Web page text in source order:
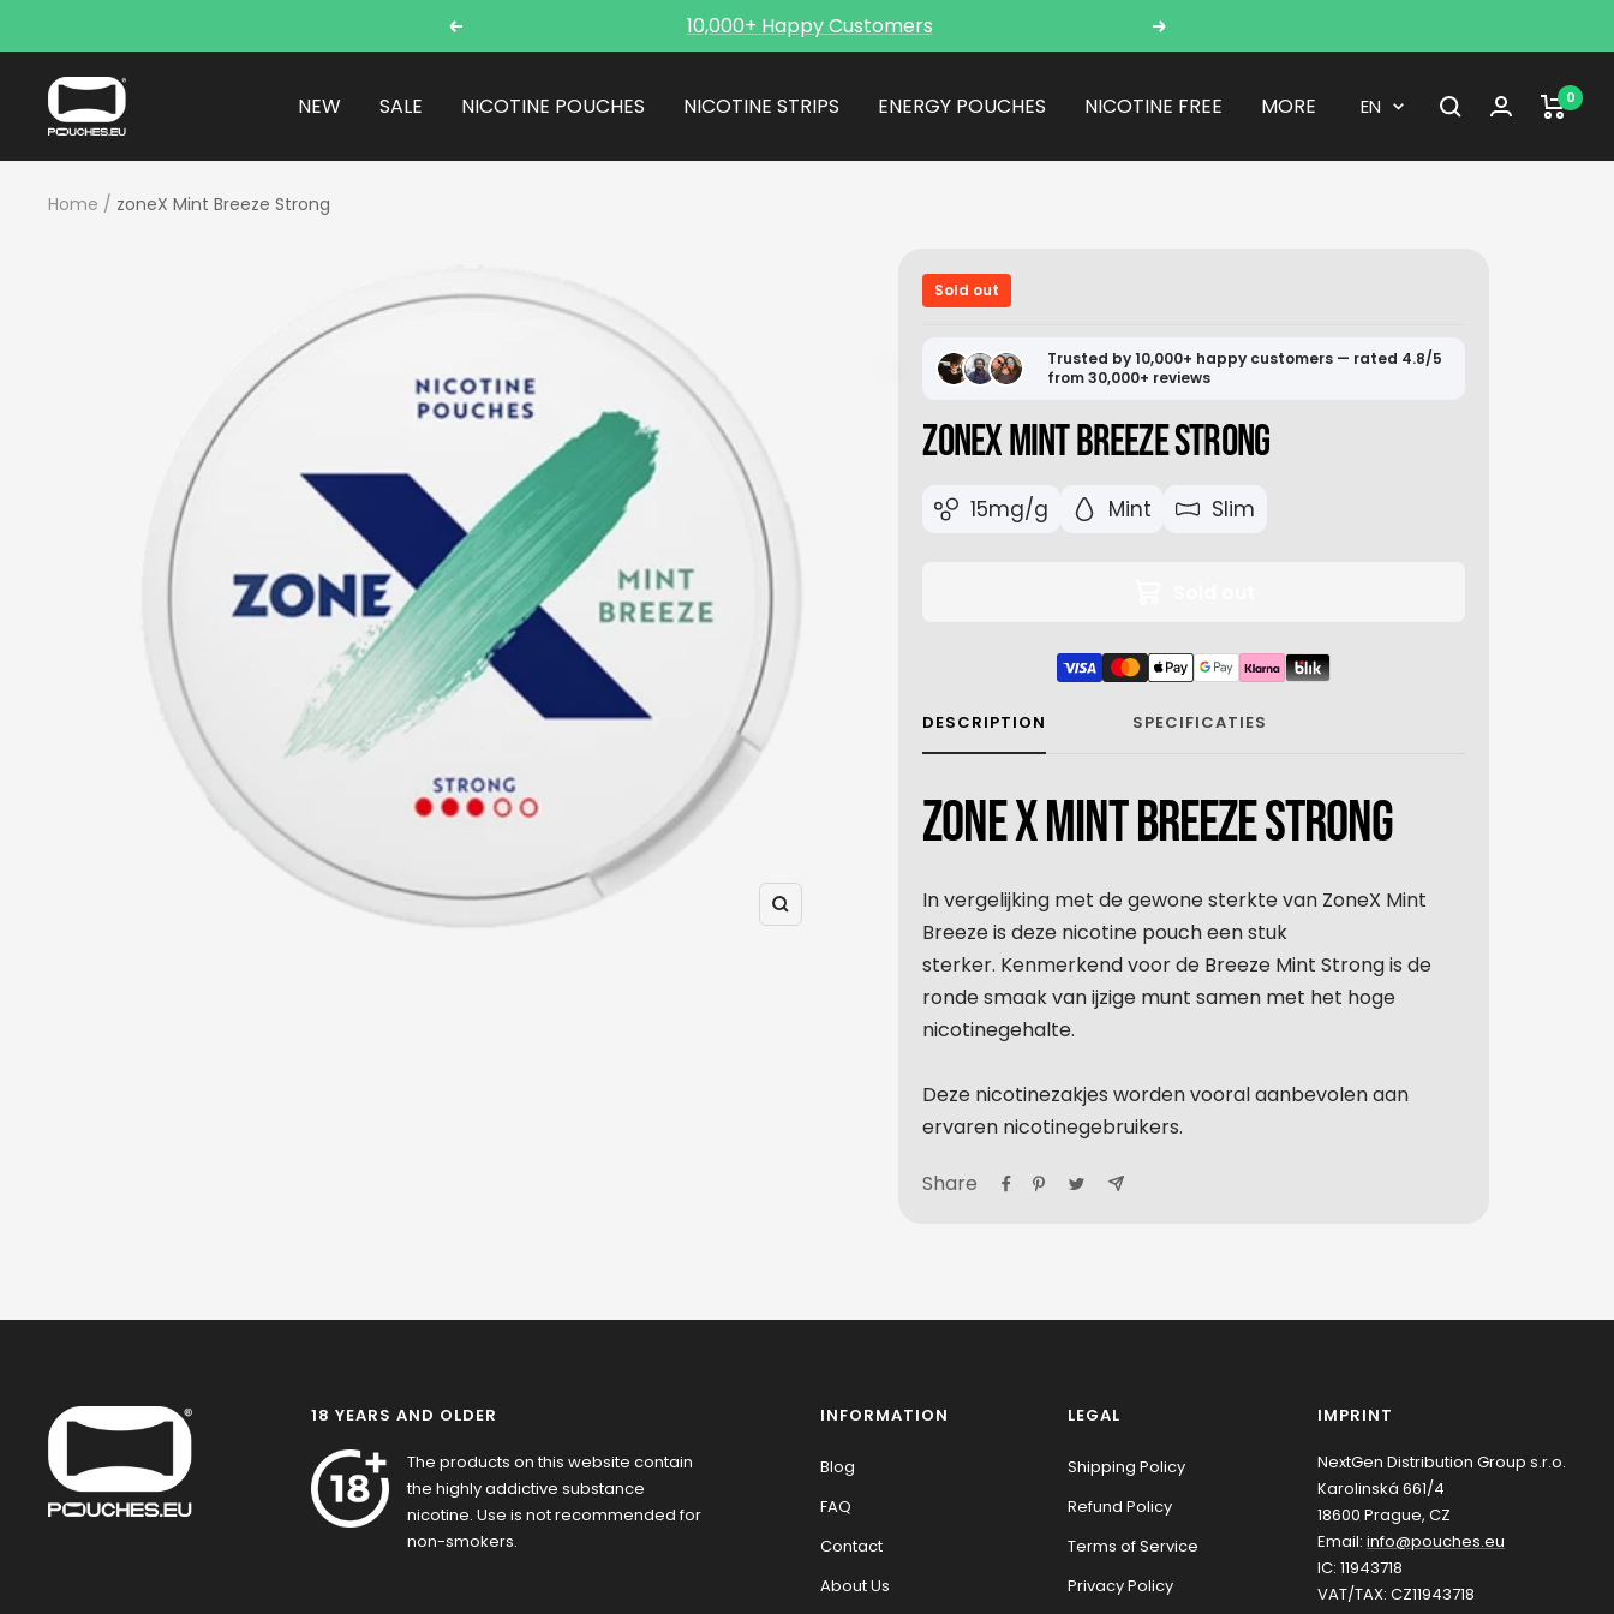
to
content
Previous 10,000+ Happy Customers Next
NEW SALE NICOTINE POUCHES NICOTINE STRIPS ENERGY POUCHES NICOTINE FREE MORE
POUCHES.EU Language
EN 0
Home zoneX Mint Breeze Strong
Zoom
Sold out
Trusted by 10,000+ happy customers — rated 4.8/5
from 30,000+ reviews
ZONEX MINT BREEZE STRONG
15mg/g Mint Slim
DESCRIPTION SPECIFICATIES
ZONE X MINT BREEZE STRONG
In vergelijking met de gewone sterkte van ZoneX Mint
Breeze is deze nicotine pouch een stuk
sterker. Kenmerkend voor de Breeze Mint Strong is de
ronde smaak van ijzige munt samen met het hoge
nicotinegehalte.
Deze nicotinezakjes worden vooral aanbevolen aan
ervaren nicotinegebruikers.
Share
18 YEARS AND OLDER
The products on this website contain
the highly addictive substance
nicotine. Use is not recommended for
non-smokers.
INFORMATION
Blog
FAQ
Contact
About Us
LEGAL
Shipping Policy
Refund Policy
Terms of Service
Privacy Policy
IMPRINT
NextGen Distribution Group s.r.o.
Karolinská 661/4
18600 Prague, CZ
Email: info@pouches.eu
IC: 11943718
VAT/TAX: CZ11943718